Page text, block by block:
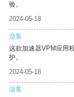
验。
2024-05-18
游客
这款加速器VPM应用
护。
2024-05-18
游客